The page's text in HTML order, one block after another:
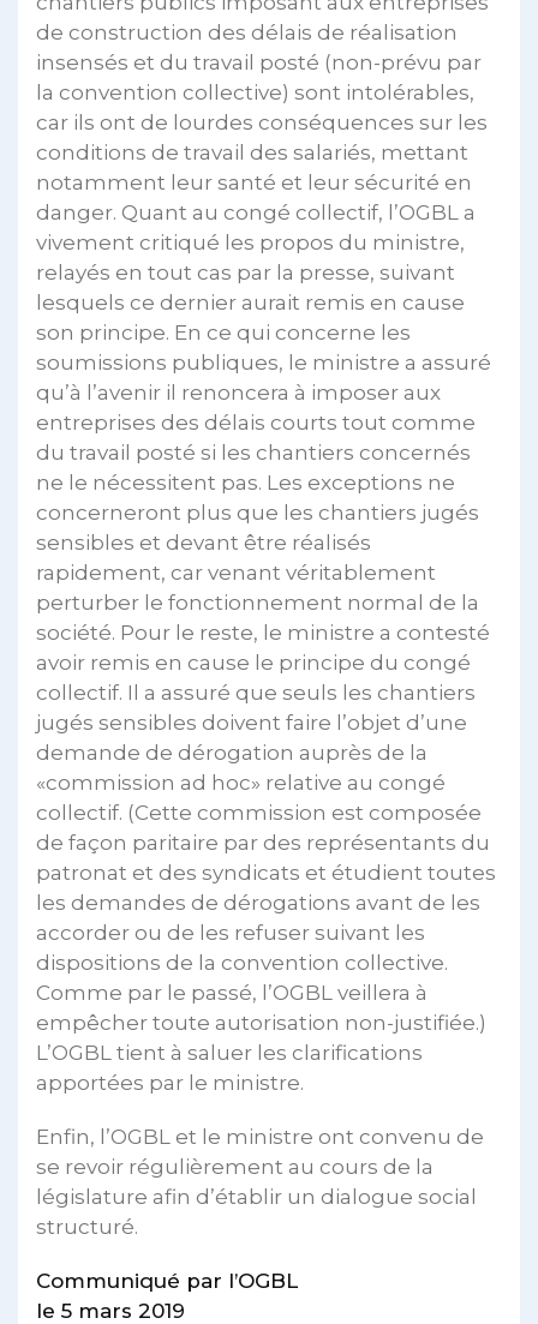
de construction des délais de réalisation
insensés et du travail posté (non-prévu par
la convention collective) sont intolérables,
car ils ont de lourdes conséquences sur les
conditions de travail des salariés, mettant
notamment leur santé et leur sécurité en
danger. Quant au congé collectif, l’OGBL a
vivement critiqué les propos du ministre,
relayés en tout cas par la presse, suivant
lesquels ce dernier aurait remis en cause
son principe. En ce qui concerne les
soumissions publiques, le ministre a assuré
qu’à l’avenir il renoncera à imposer aux
entreprises des délais courts tout comme
du travail posté si les chantiers concernés
ne le nécessitent pas. Les exceptions ne
concerneront plus que les chantiers jugés
sensibles et devant être réalisés
rapidement, car venant véritablement
perturber le fonctionnement normal de la
société. Pour le reste, le ministre a contesté
avoir remis en cause le principe du congé
collectif. Il a assuré que seuls les chantiers
jugés sensibles doivent faire l’objet d’une
demande de dérogation auprès de la
«commission ad hoc» relative au congé
collectif. (Cette commission est composée
de façon paritaire par des représentants du
patronat et des syndicats et étudient toutes
les demandes de dérogations avant de les
accorder ou de les refuser suivant les
dispositions de la convention collective.
Comme par le passé, l’OGBL veillera à
empêcher toute autorisation non-justifiée.)
L’OGBL tient à saluer les clarifications
apportées par le ministre.
Enfin, l’OGBL et le ministre ont convenu de
se revoir régulièrement au cours de la
législature afin d’établir un dialogue social
structuré.
Communiqué par l’OGBL
le 5 mars 2019